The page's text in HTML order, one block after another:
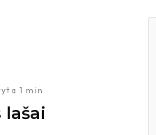
1 min
lašai